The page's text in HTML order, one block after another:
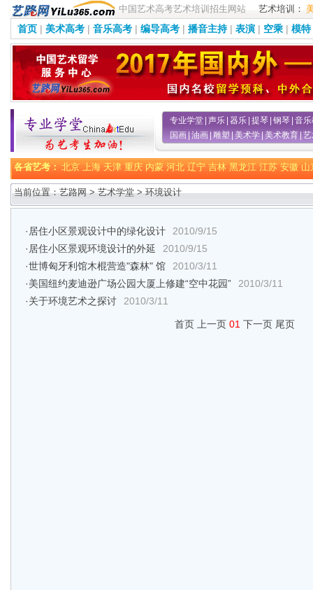
中国艺术高考艺术培训招生网站 艺术培训：
首页 | 美术高考 | 音乐高考 | 编导高考 | 播音主持 | 表演 | 空乘 | 模特
专业学堂 声乐 器乐 提琴 钢琴 音
国画 油画 雕塑 美术学 美术教育
各省艺考： 北京 上海 天津 重庆 内蒙 河北 辽宁 吉林 黑龙江 江苏 安徽 山
当前位置：艺路网 >艺术学堂>环境设计
· 居住小区景观设计中的绿化设计
2010/9/15
· 居住小区景观环境设计的外延
2010/9/15
·世博匈牙利馆木棍营造"森林" 馆
2010/3/11
·美国纽约麦迪逊广场公园大厦上修建“空中花园”
2010/3/11
·关于环境艺术之探讨 2010/3/11
首页 上一页 01 下一页 尾页